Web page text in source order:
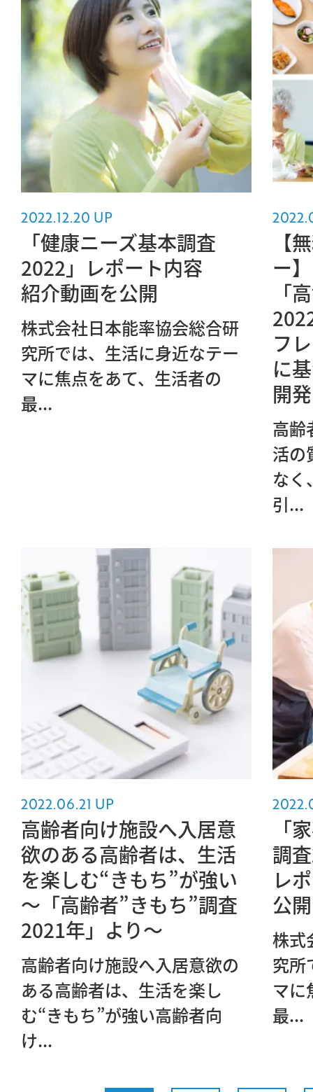
2022.12.20 UP
「健康ニーズ基本調査
2022」レポート内容
紹介動画を公開
株式会社日本能率協会総合研
究所では、生活に身近なテー
マに焦点をあて、生活者の
最...
【
ー】
「
フ
に
開
高齢
活の
なく
引...
2022.06.21 UP
高齢者向け施設へ入居意
欲のある高齢者は、生活
を楽しむ“きもち”が強い
～「高齢者”きもち”調査
2021年」より～
高齢者向け施設へ入居意欲の
ある高齢者は、生活を楽し
む“きもち”が強い高齢者向
け...
「
調
レ
公開
株式
究所
マに
最...